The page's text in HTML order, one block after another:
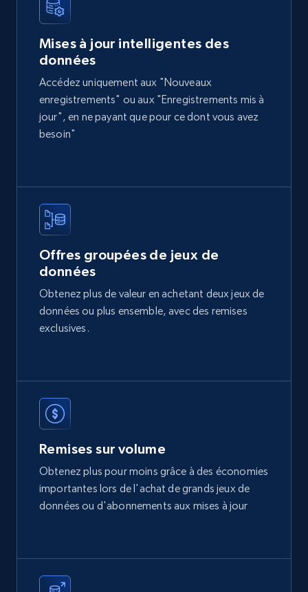
2.1K+
Amazon products global dataset
Title, Seller name, Brand, Description, Initial
price, Currency, Availability, Reviews count, and
more.
2.1K+
Etsy
URL, Product id, Listing inventory id, Title, Rating,
Reviews count shop, Reviews count item, Initial
price, and more.
1.9K+
Amazon best seller products
Title, Seller name, Brand, Description, Initial
price, Final price, Final price high, Currency, and
eCommerce
Mises à jour intelligentes des
données
Accédez uniquement aux "Nouveaux
enregistrements" ou aux "Enregistrements mis à
jour", en ne payant que pour ce dont vous avez
besoin"
Offres groupées de jeux de
données
Obtenez plus de valeur en achetant deux jeux de
données ou plus ensemble, avec des remises
exclusives.
Remises sur volume
Obtenez plus pour moins grâce à des économies
importantes lors de l'achat de grands jeux de
données ou d'abonnements aux mises à jour